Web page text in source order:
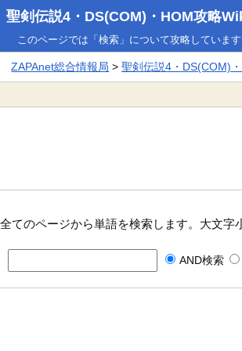
聖剣伝説4・DS(COM)・HOM攻略
このページでは「検索」について攻略しています
ZAPAnet総合情報局 >聖剣伝説4・DS(COM)
全てのページから単語を検索します。大文字
AND検索